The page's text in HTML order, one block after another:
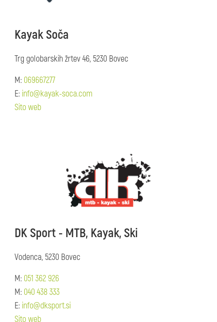
Kayak Soča
Trg golobarskih žrtev 46, 5230 Bovec
M: 069667277
E: info@kayak-soca.com
Sito web
DK Sport - MTB, Kayak, Ski
Vodenca, 5230 Bovec
M: 051 362 926
M: 040 438 333
E: info@dksport.si
Sito web